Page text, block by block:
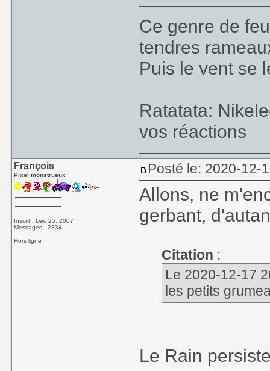
Hmmm...
Ce genre de
tendres
Puis le vent se
Ratatata:
vos réactions
François
Pixel monstrueux
Inscrit : Dec 25, 2007
Messages : 2334
Hors ligne
Posté le: 2020-12-
Allons, ne
gerbant,
Citation :
Le 2020-12-17
les petits
Le Rain